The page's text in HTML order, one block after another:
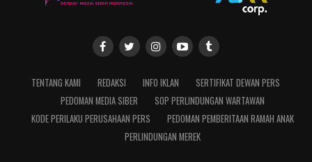
TENTANG KAMI REDAKSI INFO IKLAN
SERTIFIKAT DEWAN PERS
PEDOMAN MEDIA SIBER
SOP PERLINDUNGAN WARTAWAN
KODE PERILAKU PERUSAHAAN PERS
PEDOMAN PEMBERITAAN RAMAH ANAK
PERLINDUNGAN MEREK